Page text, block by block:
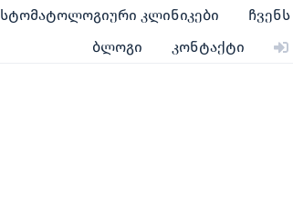
სტომატოლოგიური კლინიკები
ბლოგი
კონტაქტი